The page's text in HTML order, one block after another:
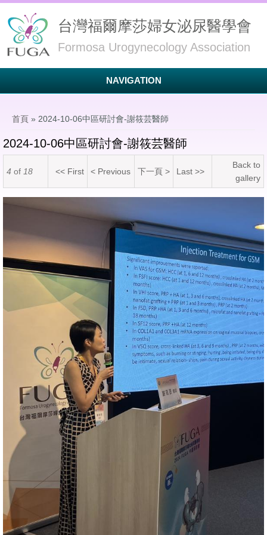
台灣福爾摩莎婦女泌尿醫學會
Formosa Urogynecology Association
NAVIGATION
首頁 » 2024-10-06中區研討會-謝筱芸醫師
2024-10-06中區研討會-謝筱芸醫師
4 of 18 << First < Previous 下一頁 > Last >>
Back to
gallery
S__35029028_0.jpg